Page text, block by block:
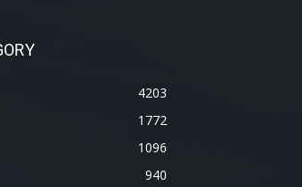
4203
1772
1096
940